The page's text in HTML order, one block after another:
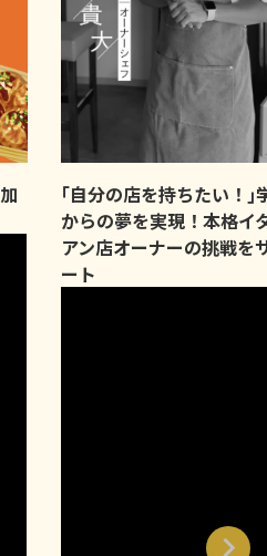
｢自分の店を持ちたい！｣
からの夢を実現！本格イ
アン店オーナーの挑戦を
ート